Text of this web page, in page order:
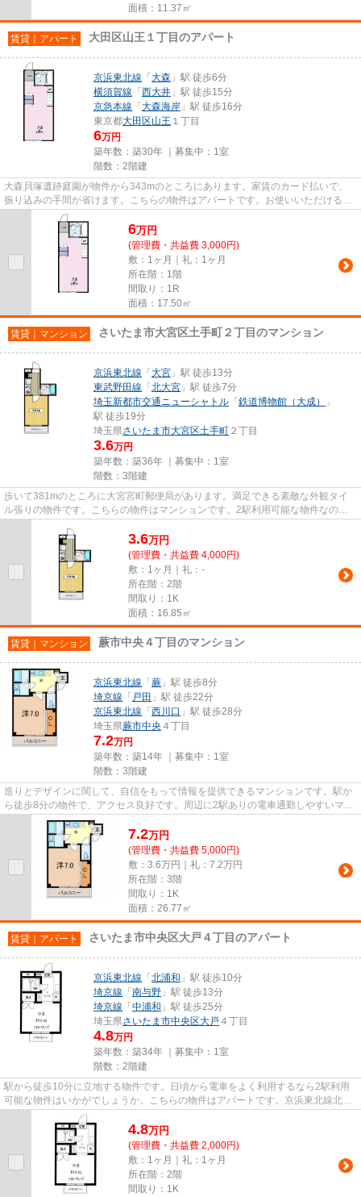
面積：11.37㎡
賃貸｜アパート 大田区山王１丁目のアパート
京浜東北線 「 大森 」駅 徒歩6分
横須賀線 「 西大井 」駅 徒歩15分
京急本線 「 大森海岸 」駅 徒歩16分
東京都大田区山王 １丁目
6万円
築年数：築30年 ｜募集中： 1室
階数：2階建
大森貝塚遺跡庭園が物件から343mのところにあります。家賃のカード払いで、
振り込みの手間が省けます。こちらの物件はアパートです。お使いいただける駅
は2駅あり、行き先に応じて使い...
6万円
(管理費・共益費 3,000円)
敷：1ヶ月｜礼：1ヶ月
所在階：1階
間取り：1R
面積：17.50㎡
賃貸｜マンション さいたま市大宮区土手町２丁目のマンション
京浜東北線 「 大宮 」駅 徒歩13分
東武野田線 「 北大宮 」駅 徒歩7分
埼玉新都市交通ニューシャトル 「 鉄道博物館（大成）
」
駅 徒歩19分
埼玉県さいたま市大宮区土手町 ２丁目
3.6万円
築年数：築36年 ｜募集中： 1室
階数：3階建
歩いて381mのところに大宮宮町郵便局があります。満足できる素敵な外観タイ
ル張りの物件です。こちらの物件はマンションです。2駅利用可能な物件なの
3.6万円
(管理費・共益費 4,000円)
敷：1ヶ月｜礼：-
所在階：2階
間取り：1K
面積：16.85㎡
賃貸｜マンション 蕨市中央４丁目のマンション
京浜東北線 「 蕨 」駅 徒歩8分
埼京線 「 戸田 」駅 徒歩22分
京浜東北線 「 西川口 」駅 徒歩28分
埼玉県蕨市中央 ４丁目
7.2万円
築年数：築14年 ｜募集中： 1室
階数：3階建
造りとデザインに関して、自信をもって情報を提供できるマンションです。駅か
ら徒歩8分の物件で、アクセス良好です。周辺に2駅ありの電車通勤しやすいマン
ションです。物件をお探しな...
7.2万円
(管理費・共益費 5,000円)
敷：3.6万円｜礼：7.2万円
所在階：3階
間取り：1K
面積：26.77㎡
賃貸｜アパート さいたま市中央区大戸４丁目のアパート
京浜東北線 「 北浦和 」駅 徒歩10分
埼京線 「 南与野 」駅 徒歩13分
埼京線 「 中浦和 」駅 徒歩25分
埼玉県さいたま市中央区大戸 ４丁目
4.8万円
築年数：築34年 ｜募集中： 1室
階数：2階建
駅から徒歩10分に立地する物件です。日頃から電車をよく利用するなら2駅利用
可能な物件はいかがでしょうか。こちらの物件はアパートです。京浜東北線北浦
和をよく利用される方、安心し...
4.8万円
(管理費・共益費 2,000円)
敷：1ヶ月｜礼：1ヶ月
所在階：2階
間取り：1K